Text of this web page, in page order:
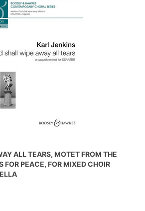
ALL TEARS, MOTET FROM THE
FOR PEACE, FOR MIXED CHOIR